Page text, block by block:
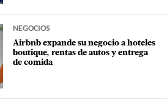
NEGOCIOS
Airbnb expande su negocio a hoteles
boutique, rentas de autos y entrega
de comida